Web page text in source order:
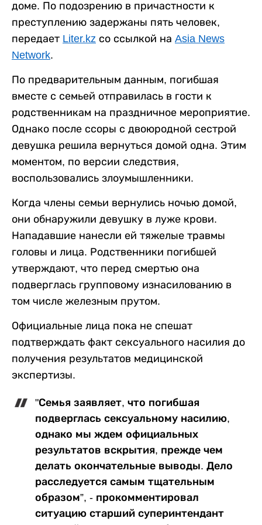
доме. По подозрению в причастности к
преступлению задержаны пять человек,
передает Liter.kz со ссылкой на Asia News
Network.
По предварительным данным, погибшая
вместе с семьей отправилась в гости к
родственникам на праздничное мероприятие.
Однако после ссоры с двоюродной сестрой
девушка решила вернуться домой одна. Этим
моментом, по версии следствия,
воспользовались злоумышленники.
Когда члены семьи вернулись ночью домой,
они обнаружили девушку в луже крови.
Нападавшие нанесли ей тяжелые травмы
головы и лица. Родственники погибшей
утверждают, что перед смертью она
подверглась групповому изнасилованию в
том числе железным прутом.
Официальные лица пока не спешат
подтверждать факт сексуального насилия до
получения результатов медицинской
экспертизы.
"Семья заявляет, что погибшая
подверглась сексуальному насилию,
однако мы ждем официальных
результатов вскрытия, прежде чем
делать окончательные выводы. Дело
расследуется самым тщательным
образом”, - прокомментировал
ситуацию старший суперинтендант